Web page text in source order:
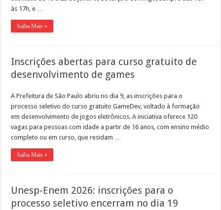
às 17h, e …
Saiba Mais »
Inscrições abertas para curso gratuito de
desenvolvimento de games
A Prefeitura de São Paulo abriu no dia 9, as inscrições para o
processo seletivo do curso gratuito GameDev, voltado à formação
em desenvolvimento de jogos eletrônicos. A iniciativa oferece 120
vagas para pessoas com idade a partir de 16 anos, com ensino médio
completo ou em curso, que residam …
Saiba Mais »
Unesp-Enem 2026: inscrições para o
processo seletivo encerram no dia 19